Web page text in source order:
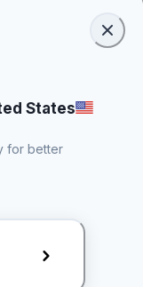
ke creator!
States
for better